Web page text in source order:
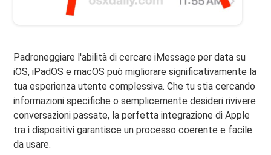
Padroneggiare l'abilità di cercare iMessage per data su
iOS, iPadOS e macOS può migliorare significativamente la
tua esperienza utente complessiva. Che tu stia cercando
informazioni specifiche o semplicemente desideri rivivere
conversazioni passate, la perfetta integrazione di Apple
tra i dispositivi garantisce un processo coerente e facile
da usare.